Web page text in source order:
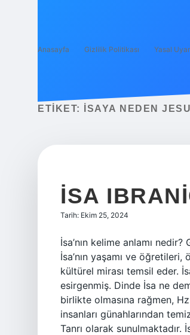
Anasayfa Gizlilik Politikası Yasal
ETIKET: İSAYA NEDEN
İSA
Tarih: Ekim 25, 2024
İsa’nın kelime anlamı nedir?
İsa’nın yaşamı ve
kültürel mirası temsil eder.
esirgenmiş. Dinde İsa ne
birlikte olmasına rağmen,
insanları günahlarından
Tanrı olarak sunulmaktadır.